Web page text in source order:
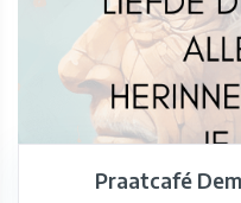
Praatcafé